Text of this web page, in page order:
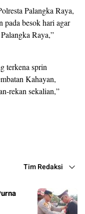
Palangka Raya,
pada besok hari agar
Raya,”
terkena sprin
Kahayan,
rekan sekalian,”
Tim Redaksi